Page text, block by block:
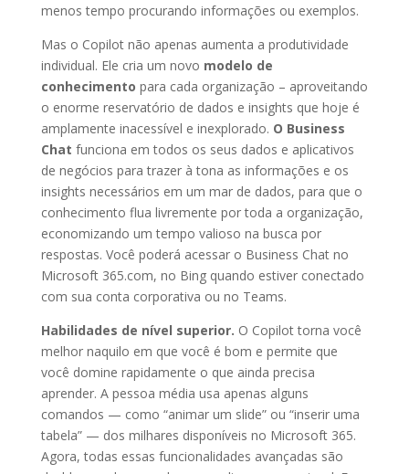
menos tempo procurando informações ou exemplos.
Mas o Copilot não apenas aumenta a produtividade
individual. Ele cria um novo modelo de
conhecimento para cada organização – aproveitando
o enorme reservatório de dados e insights que hoje é
amplamente inacessível e inexplorado. O Business
Chat funciona em todos os seus dados e aplicativos
de negócios para trazer à tona as informações e os
insights necessários em um mar de dados, para que o
conhecimento flua livremente por toda a organização,
economizando um tempo valioso na busca por
respostas. Você poderá acessar o Business Chat no
Microsoft 365.com, no Bing quando estiver conectado
com sua conta corporativa ou no Teams.
Habilidades de nível superior. O Copilot torna você
melhor naquilo em que você é bom e permite que
você domine rapidamente o que ainda precisa
aprender. A pessoa média usa apenas alguns
comandos — como “animar um slide” ou “inserir uma
tabela” — dos milhares disponíveis no Microsoft 365.
Agora, todas essas funcionalidades avançadas são